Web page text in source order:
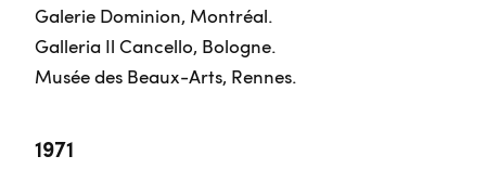
Galerie Dominion, Montréal.
Galleria Il Cancello, Bologne.
Musée des Beaux-Arts, Rennes.
1971